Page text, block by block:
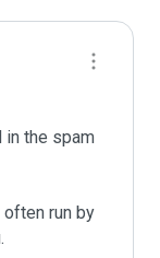
the spam
run by